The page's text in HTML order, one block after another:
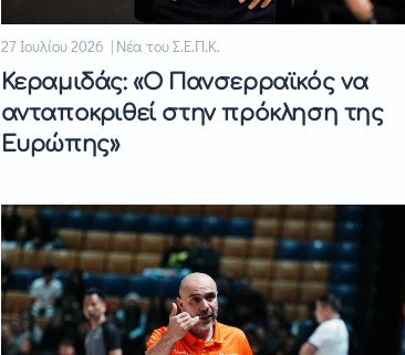
27 Ιουλίου 2026 | Νέα του Σ.Ε.Π.Κ.
Κεραμιδάς: «Ο Πανσερραϊκός να
ανταποκριθεί στην πρόκληση της
Ευρώπης»